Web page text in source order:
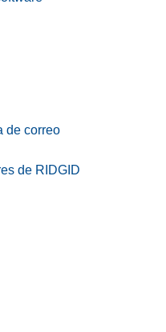
de correo
de RIDGID